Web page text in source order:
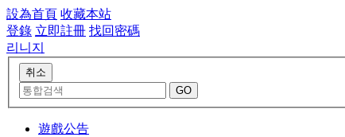
設為首頁 收藏本站
登錄 立即註冊 找回密碼
리니지
遊戲公告